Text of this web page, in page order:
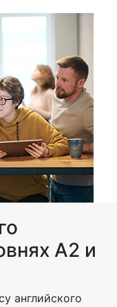
A2 и
английского